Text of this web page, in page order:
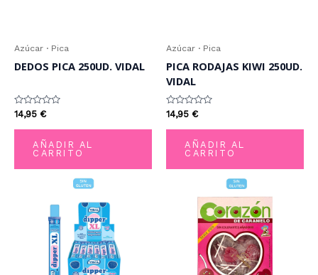
Azúcar · Pica
DEDOS PICA 250UD. VIDAL
Valorado
con
0
14,95 €
AÑADIR AL
CARRITO
Azúcar · Pica
PICA RODAJAS KIWI 250UD.
VIDAL
Valorado
con
0
14,95 €
AÑADIR AL
CARRITO